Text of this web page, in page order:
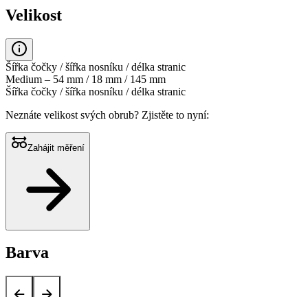
Velikost
Šířka čočky / šířka nosníku / délka stranic
Medium – 54 mm / 18 mm / 145 mm
Šířka čočky / šířka nosníku / délka stranic
Neznáte velikost svých obrub? Zjistěte to nyní:
Zahájit měření
Barva